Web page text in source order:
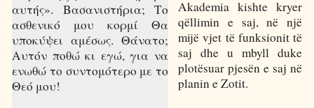
αυτής». Βασανιστήρια; Το
ασθενικό μου κορμί Θα
υποκύψει αμέσως. Θάνατο;
Αυτόν ποθώ κι εγώ, για να
ενωθώ το συντομότερο με το
Θεό μου!
Akademia kishte kryer
qëllimin e saj, në një
mijë vjet të funksionit të
saj dhe u mbyll duke
plotësuar pjesën e saj në
planin e Zotit.